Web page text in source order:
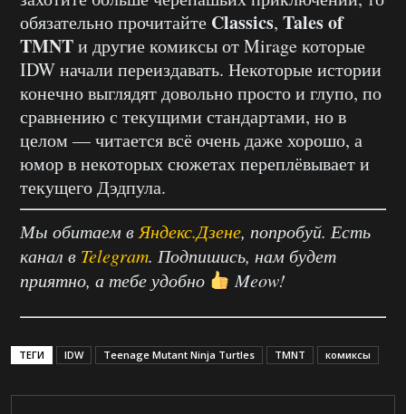
обязательно прочитайте Classics, Tales of
TMNTи другие комиксы от Mirage которые
IDW начали переиздавать. Некоторые истории
конечно выглядят довольно просто и глупо, по
сравнению с текущими стандартами, но в
целом — читается всё очень даже хорошо, а
юмор в некоторых сюжетах переплёвывает и
текущего Дэдпула.
Мы обитаем в Яндекс.Дзене, попробуй. Есть
канал в Telegram. Подпишись, нам будет
приятно, а тебе удобно
Meow!
ТЕГИ IDW Teenage Mutant Ninja Turtles TMNT комиксы